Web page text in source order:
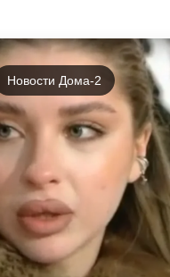
Новости Дома-2